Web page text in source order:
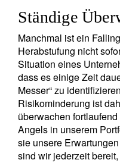
Ständige
Manchmal ist ein
Herabstufung nicht
Situation eines
dass es einige Zeit
Messer“ zu
Risikominderung ist
überwachen
Angels in unserem
sie unsere
sind wir jederzeit